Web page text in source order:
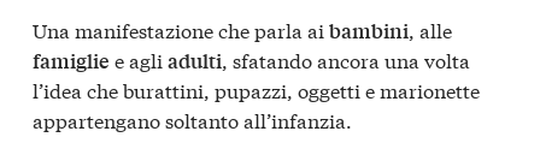
Una manifestazione che parla ai bambini, alle
famiglie e agli adulti, sfatando ancora una volta
l’idea che burattini, pupazzi, oggetti e marionette
appartengano soltanto all’infanzia.